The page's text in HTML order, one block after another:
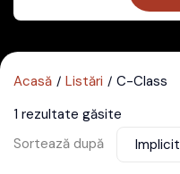
Acasă Listări
C-Class
1 rezultate găsite
Sortează după
Implicit